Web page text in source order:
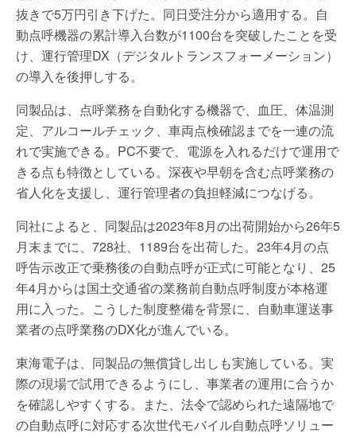
抜きで5万円引き下げた。同日受注分から適用する。自
動点呼機器の累計導入台数が1100台を突破したことを受
け、運行管理DX（デジタルトランスフォーメーション）
の導入を後押しする。
同製品は、点呼業務を自動化する機器で、血圧、体温測
定、アルコールチェック、車両点検確認までを一連の流
れで実施できる。PC不要で、電源を入れるだけで運用で
きる点も特徴としている。深夜や早朝を含む点呼業務の
省人化を支援し、運行管理者の負担軽減につなげる。
同社によると、同製品は2023年8月の出荷開始から26年5
月末までに、728社、1189台を出荷した。23年4月の点
呼告示改正で乗務後の自動点呼が正式に可能となり、25
年4月からは国土交通省の業務前自動点呼制度が本格運
用に入った。こうした制度整備を背景に、自動車運送事
業者の点呼業務のDX化が進んでいる。
東海電子は、同製品の無償貸し出しも実施している。実
際の現場で試用できるようにし、事業者の運用に合うか
を確認しやすくする。また、法令で認められた遠隔地で
の自動点呼に対応する次世代モバイル自動点呼ソリュー